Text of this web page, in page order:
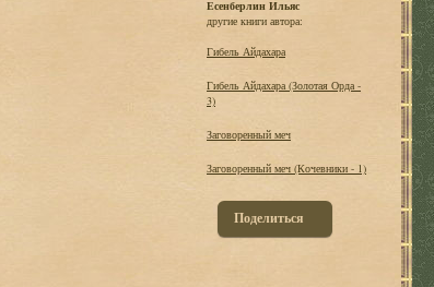
Есенберлин Ильяс
другие книги автора:
Гибель Айдахара
Гибель Айдахара (Золотая Орда -
3)
Заговоренный меч
Заговоренный меч (Кочевники - 1)
Поделиться